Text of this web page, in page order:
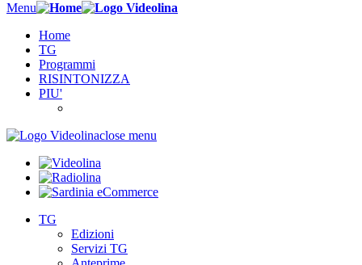
Menu
Home
TG
Programmi
RISINTONIZZA
PIU'
close menu
TG
Edizioni
Servizi TG